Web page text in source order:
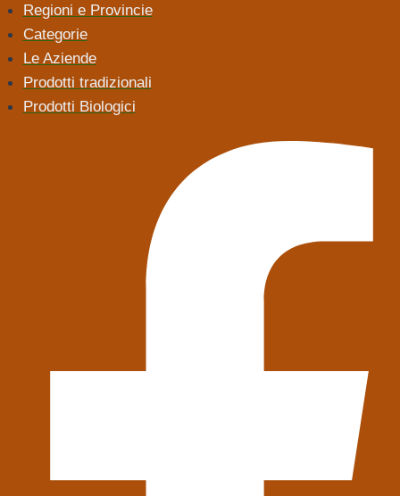
Regioni e Provincie
Categorie
Le Aziende
Prodotti tradizionali
Prodotti Biologici